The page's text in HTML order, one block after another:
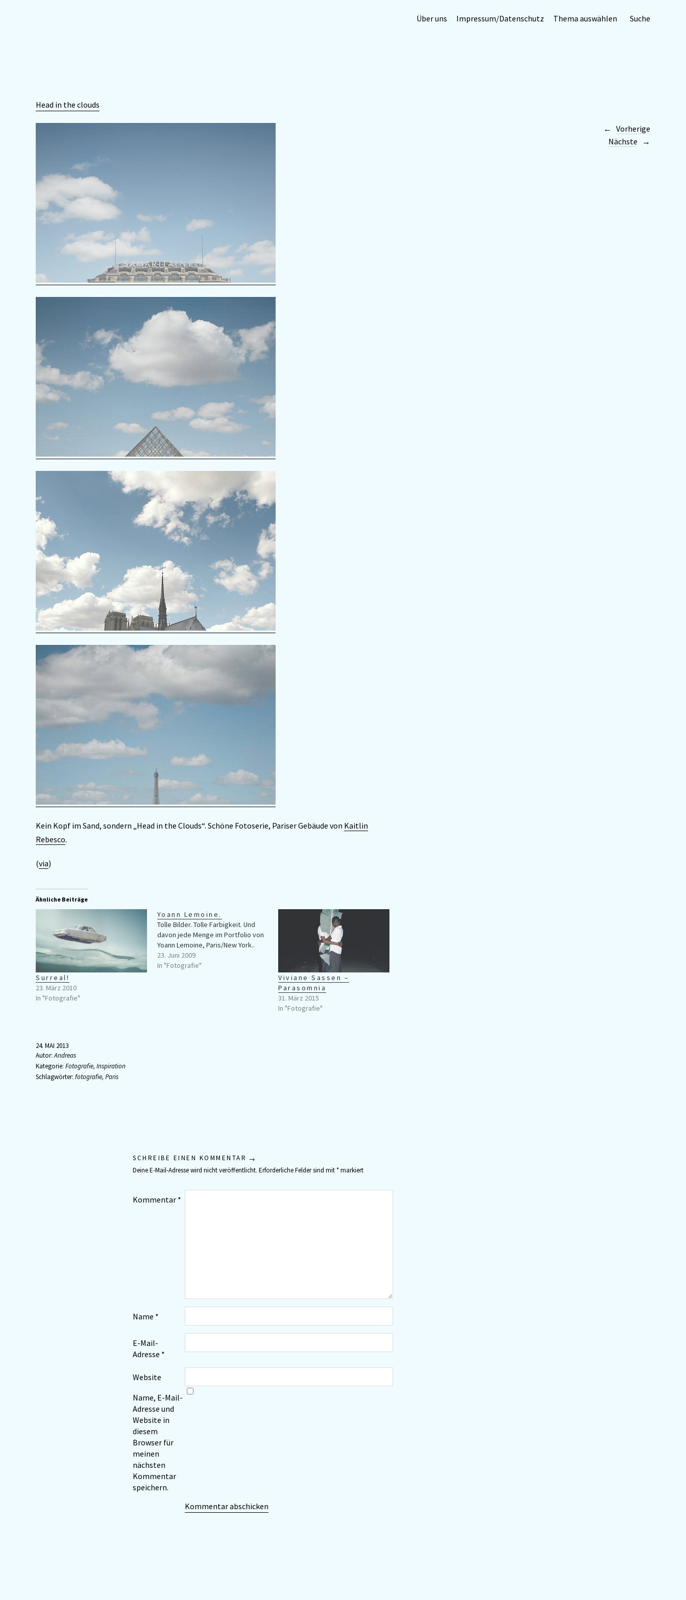
Über uns Impressum/Datenschutz Thema auswählen Suche
Head in the clouds
Kein Kopf im Sand, sondern „Head in the Clouds“. Schöne Fotoserie, Pariser Gebäude von Kaitlin
Rebesco.
(via)
Ähnliche Beiträge
Surreal!
23. März 2010
In "Fotografie"
Yoann Lemoine.
Tolle Bilder. Tolle Farbigkeit. Und
davon jede Menge im Portfolio von
Yoann Lemoine, Paris/New York..
23. Juni 2009
In "Fotografie"
Viviane Sassen –
Parasomnia
31. März 2015
In "Fotografie"
24. MAI 2013
Autor:Andreas
Kategorie: Fotografie, Inspiration
Schlagwörter: fotografie, Paris
SCHREIBE EINEN KOMMENTAR
Deine E-Mail-Adresse wird nicht veröffentlicht. Erforderliche Felder sind mit*markiert
Kommentar *
Name *
E-Mail-
Adresse *
Website
Name, E-Mail-
Adresse und
Website in
diesem
Browser für
meinen
nächsten
Kommentar
speichern.
Vorherige
Nächste